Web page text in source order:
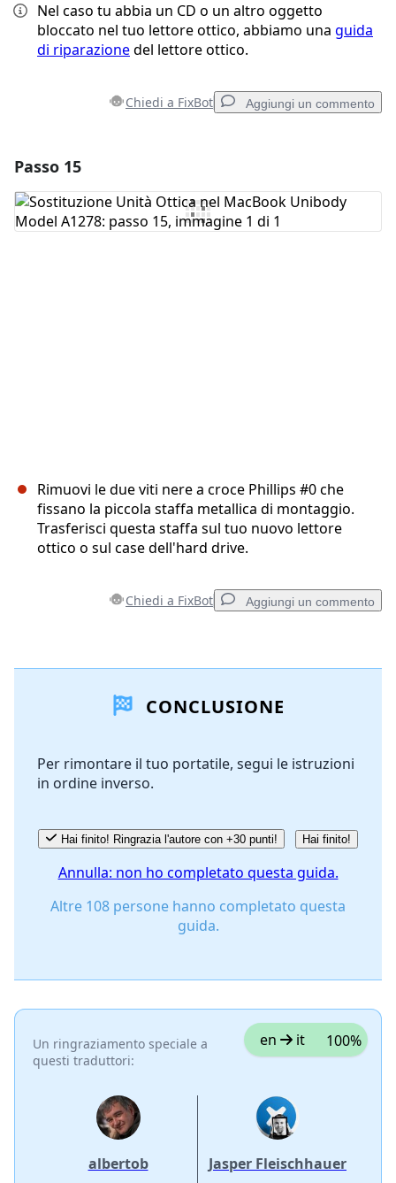
Nel caso tu abbia un CD o un altro oggetto
bloccato nel tuo lettore ottico, abbiamo una guida
di riparazionedel lettore ottico.
Chiedi a FixBot Aggiungi un commento
Aggiungi Commento
Passo 15
Rimuovi le due viti nere a croce Phillips #0 che
fissano la piccola staffa metallica di montaggio.
Trasferisci questa staffa sul tuo nuovo lettore
ottico o sul case dell'hard drive.
Chiedi a FixBot Aggiungi un commento
Aggiungi CommentoCONCLUSIONE
Per rimontare il tuo portatile, segui le istruzioni
in ordine inverso.
Hai finito! Ringrazia l'autore con +30 punti! Hai finito!
Annulla: non ho completato questa guida.
Altre 108 persone hanno completato questa
guida.
Un ringraziamento speciale a
questi traduttori:
en it 100%
albertob Jasper Fleischhauer